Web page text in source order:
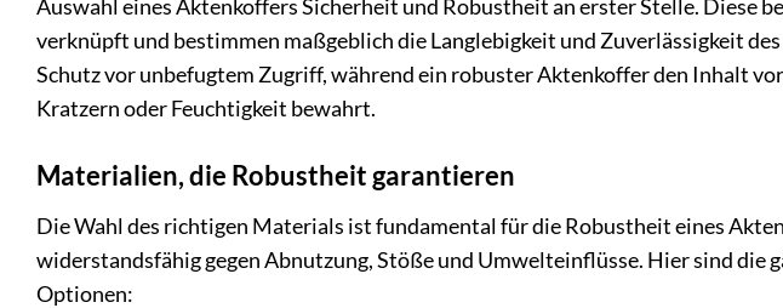
Auswahl eines Aktenkoffers Sicherheit und Robustheit an erster Stelle. Diese
verknüpft und bestimmen maßgeblich die Langlebigkeit und Zuverlässigkeit
Schutz vor unbefugtem Zugriff, während ein robuster Aktenkoffer den Inhalt
Kratzern oder Feuchtigkeit bewahrt.
Materialien, die Robustheit garantieren
Die Wahl des richtigen Materials ist fundamental für die Robustheit eines
widerstandsfähig gegen Abnutzung, Stöße und Umwelteinflüsse. Hier sind die
Optionen: